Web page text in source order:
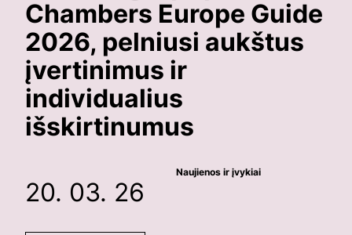
Chambers Europe Guide
2026, pelniusi aukštus
įvertinimus ir
individualius
išskirtinumus
Naujienos ir įvykiai
20. 03. 26